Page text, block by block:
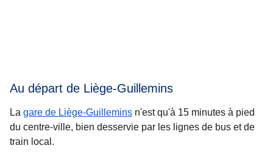
Au départ de Liège-Guillemins
La gare de Liège-Guillemins n'est qu'à 15 minutes à pied
du centre-ville, bien desservie par les lignes de bus et de
train local.